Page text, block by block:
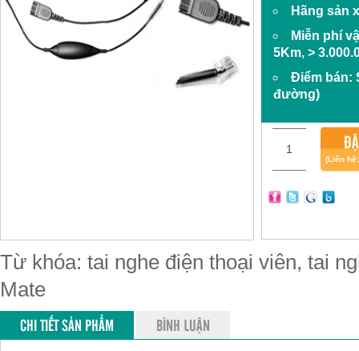
Hãng sản
Miễn phí
5Km, >
Điểm bán:
đường)
(Liên
Từ khóa: tai nghe điện thoại viên, tai
Mate
CHI TIẾT SẢN PHẨM BÌNH LUẬN